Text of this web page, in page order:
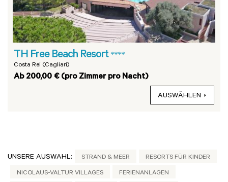
TH Free Beach Resort ****
Costa Rei (Cagliari)
Ab 200,00 € (pro Zimmer pro Nacht)
AUSWÄHLEN
UNSERE AUSWAHL: STRAND & MEER RESORTS FÜR KINDER
NICOLAUS-VALTUR VILLAGES FERIENANLAGEN